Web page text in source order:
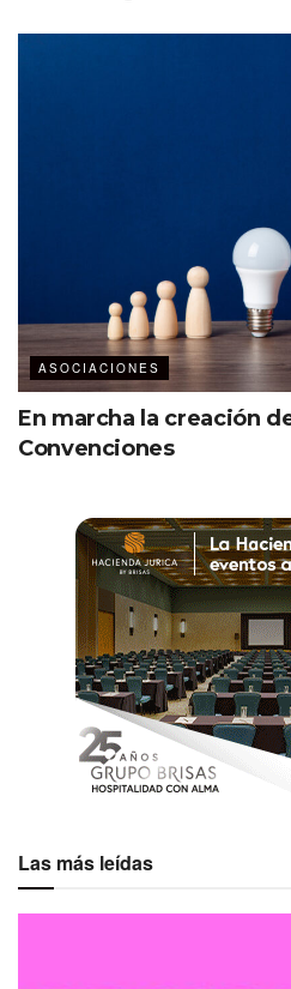
ASOCIACIONES
En marcha la creación
Convenciones
Las más leídas